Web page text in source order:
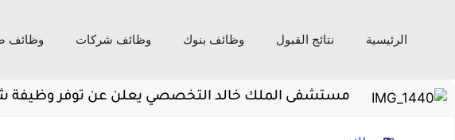
الرئيسية نتائج القبول وظائف بنوك وظائف شركات وظائف
مستشفى الملك خالد التخصصي يعلن عن توفر وظيفة